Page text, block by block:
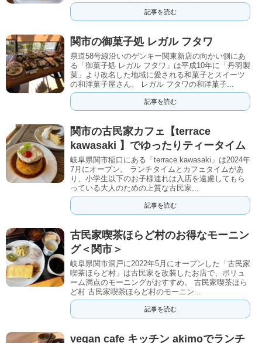
記事を読む
関市の御菓子処 レガル フタワ
県道58号線沿いのゲンキー関東新店の向かい側にあ
る「御菓子処 レガル フタワ」は平成10年に「丹羽製
菓」より改名した地域に愛される和菓子とスイーツ
の和洋菓子屋さん。 レガル フタワの和洋菓子...
記事を読む
関市の古民家カフェ【terrace
kawasaki 】でゆったりティータイム
岐阜県関市稲口にある「terrace kawasaki」は2024年
7月にオープン。 ランチタイムとカフェタイムがあ
り、小学生以下のお子様連れは入店を遠慮してもら
っている大人のための上質な古民家...
記事を読む
古民家喫茶ほらど村のお得なモーニン
グ＜関市＞
岐阜県関市洞戸に2022年5月にオープンした「古民家
喫茶ほらど村」は古民家を改装したお店で、ボリュ
ーム満点のモーニングがおすすめ。 古民家喫茶ほら
ど村 古民家喫茶ほらど村のモーニン...
記事を読む
vegan cafe キッチン akimoでランチ